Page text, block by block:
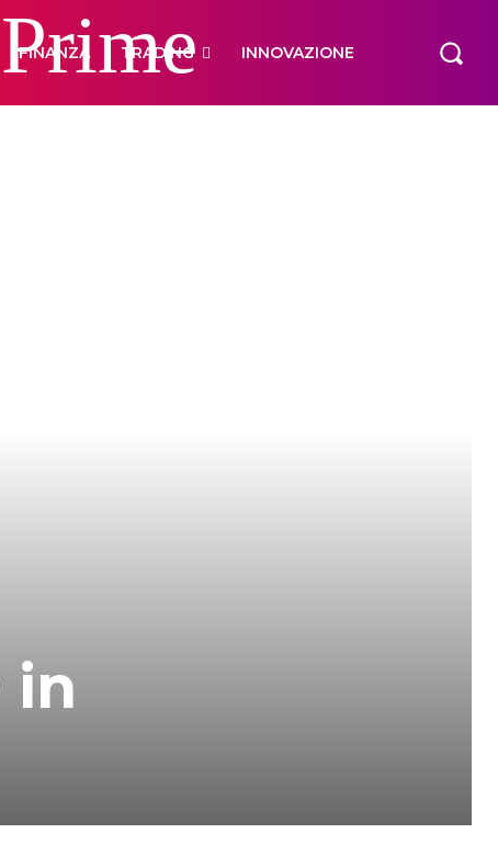
FINANZA TRADING INNOVAZIONE
in